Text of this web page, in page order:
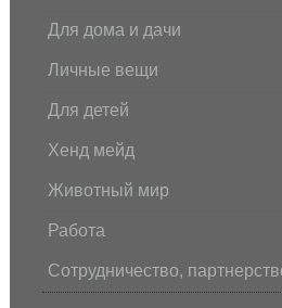
Для дома и дачи
Личные вещи
Для детей
Хенд мейд
Животный мир
Работа
Сотрудничество,